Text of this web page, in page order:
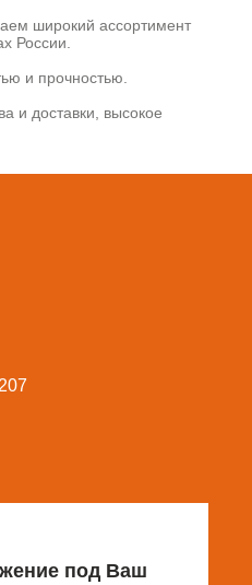
широкий ассортимент
России.
и прочностью.
и доставки, высокое
под Ваш